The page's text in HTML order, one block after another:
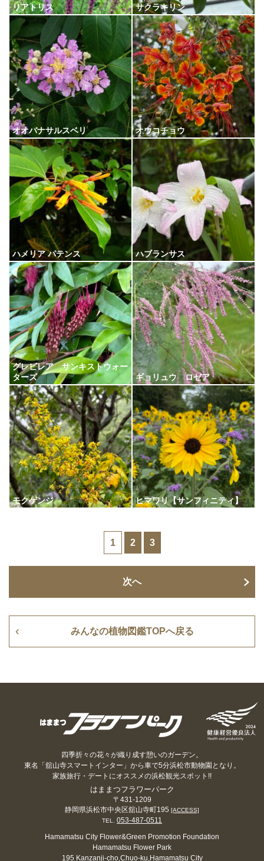
リアトリス サクラキリン
オオバナサルスベリ オウコチョウ
ハメリア パテンス ハブランサス
グレビレア サンキストウォー
ターズ
ギョリュウ ロゼア
モクゲンジ ヒマワリ【サンフィニティ】
1 2 3
次へ
みんなの植物図鑑TOPへ戻る
四季折々の花々が織り成す憩いのガーデン。
東名「舘山寺スマートインター」から車で5分浜松市動物園となり。
家族旅行・デートにオススメの浜松観光スポット!!
はままつフラワーパーク
〒431-1209
静岡県浜松市中央区舘山寺町195 [ACCESS]
TEL.
053-487-0511
Hamamatsu City Flower&Green Promotion Foundation
Hamamatsu Flower Park
195 Kanzanji-cho,Chuo-ku,Hamamatsu City